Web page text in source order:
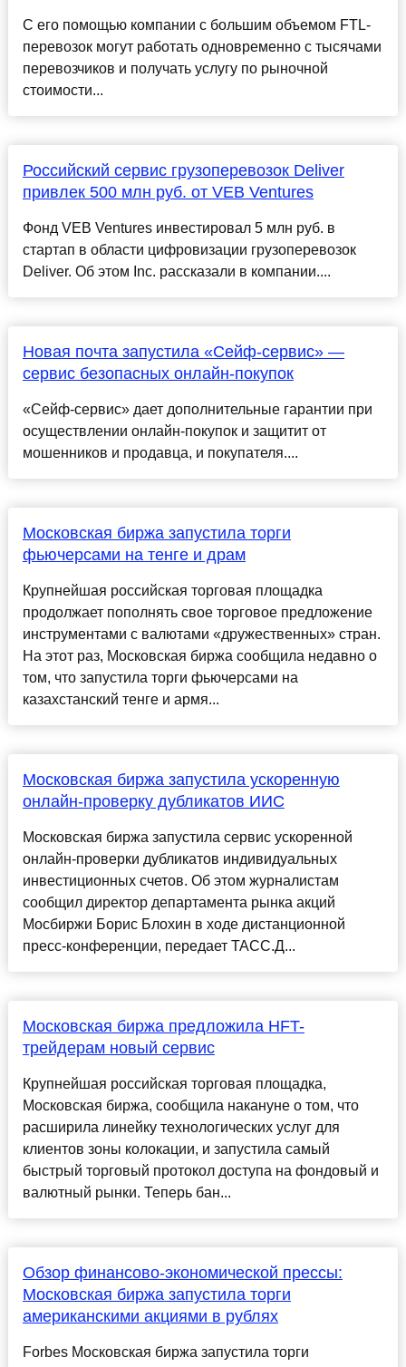
С его помощью компании с большим объемом FTL-
перевозок могут работать одновременно с тысячами
перевозчиков и получать услугу по рыночной
стоимости...
Российский сервис грузоперевозок Deliver
привлек 500 млн руб. от VEB Ventures
Фонд VEB Ventures инвестировал 5 млн руб. в
стартап в области цифровизации грузоперевозок
Deliver. Об этом Inc. рассказали в компании....
Новая почта запустила «Сейф-сервис» —
сервис безопасных онлайн-покупок
«Сейф-сервис» дает дополнительные гарантии при
осуществлении онлайн-покупок и защитит от
мошенников и продавца, и покупателя....
Московская биржа запустила торги
фьючерсами на тенге и драм
Крупнейшая российская торговая площадка
продолжает пополнять свое торговое предложение
инструментами с валютами «дружественных» стран.
На этот раз, Московская биржа сообщила недавно о
том, что запустила торги фьючерсами на
казахстанский тенге и армя...
Московская биржа запустила ускоренную
онлайн-проверку дубликатов ИИС
Московская биржа запустила сервис ускоренной
онлайн-проверки дубликатов индивидуальных
инвестиционных счетов. Об этом журналистам
сообщил директор департамента рынка акций
Мосбиржи Борис Блохин в ходе дистанционной
пресс-конференции, передает ТАСС.Д...
Московская биржа предложила HFT-
трейдерам новый сервис
Крупнейшая российская торговая площадка,
Московская биржа, сообщила накануне о том, что
расширила линейку технологических услуг для
клиентов зоны колокации, и запустила самый
быстрый торговый протокол доступа на фондовый и
валютный рынки. Теперь бан...
Обзор финансово-экономической прессы:
Московская биржа запустила торги
американскими акциями в рублях
Forbes Московская биржа запустила торги